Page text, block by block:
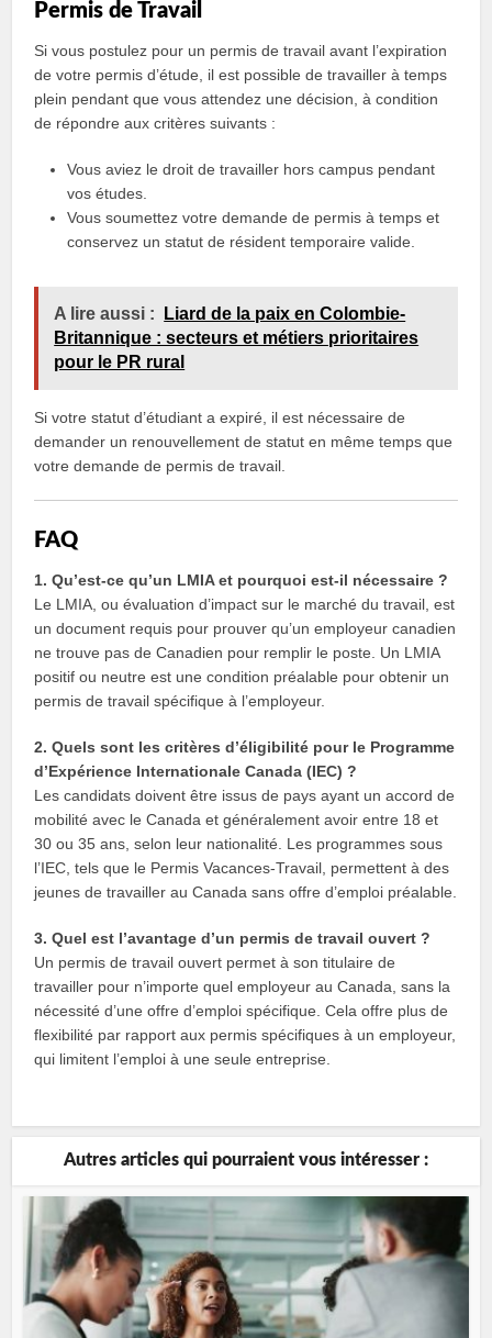
Permis de Travail
Si vous postulez pour un permis de travail avant l’expiration
de votre permis d’étude, il est possible de travailler à temps
plein pendant que vous attendez une décision, à condition
de répondre aux critères suivants :
Vous aviez le droit de travailler hors campus pendant
vos études.
Vous soumettez votre demande de permis à temps et
conservez un statut de résident temporaire valide.
A lire aussi :
Liard de la paix en Colombie-
Britannique : secteurs et métiers prioritaires
pour le PR rural
Si votre statut d’étudiant a expiré, il est nécessaire de
demander un renouvellement de statut en même temps que
votre demande de permis de travail.
FAQ
1. Qu’est-ce qu’un LMIA et pourquoi est-il nécessaire ?
Le LMIA, ou évaluation d’impact sur le marché du travail, est
un document requis pour prouver qu’un employeur canadien
ne trouve pas de Canadien pour remplir le poste. Un LMIA
positif ou neutre est une condition préalable pour obtenir un
permis de travail spécifique à l’employeur.
2. Quels sont les critères d’éligibilité pour le Programme
d’Expérience Internationale Canada (IEC) ?
Les candidats doivent être issus de pays ayant un accord de
mobilité avec le Canada et généralement avoir entre 18 et
30 ou 35 ans, selon leur nationalité. Les programmes sous
l’IEC, tels que le Permis Vacances-Travail, permettent à des
jeunes de travailler au Canada sans offre d’emploi préalable.
3. Quel est l’avantage d’un permis de travail ouvert ?
Un permis de travail ouvert permet à son titulaire de
travailler pour n’importe quel employeur au Canada, sans la
nécessité d’une offre d’emploi spécifique. Cela offre plus de
flexibilité par rapport aux permis spécifiques à un employeur,
qui limitent l’emploi à une seule entreprise.
Autres articles qui pourraient vous intéresser :